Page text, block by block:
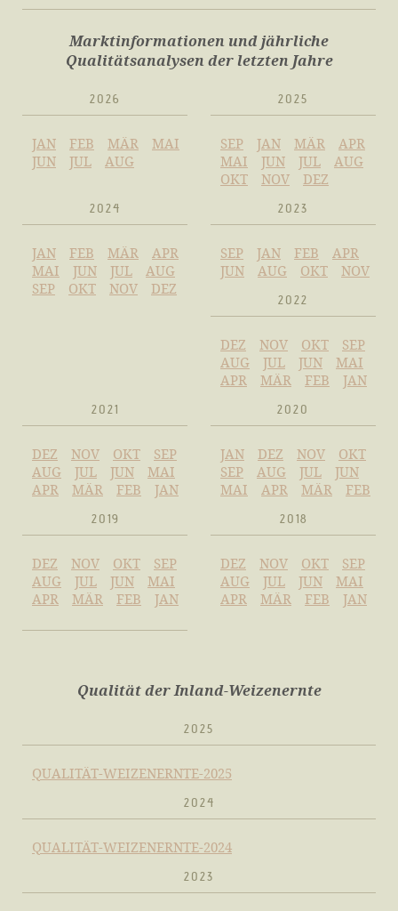
Marktinformationen und jährliche
Qualitätsanalysen der letzten Jahre
2026
JAN FEB MÄR
MAI
JUN
JUL AUG
2025
SEP JAN MÄR
APR
MAI
JUN JUL
AUG
OKT
NOV DEZ
2024
JAN FEB MÄR
APR
MAI
JUN JUL
AUG
SEP
OKT NOV DEZ
2023
SEP JAN FEB
APR
JUN
AUG OKT NOV
2022
DEZ NOV OKT
SEP
AUG
JUL JUN
MAI
APR
MÄR FEB JAN
2021
DEZ NOV OKT
SEP
AUG
JUL JUN
MAI
APR
MÄR FEB JAN
2020
JAN DEZ NOV
OKT
SEP
AUG JUL
JUN
MAI
APR MÄR FEB
2019
DEZ NOV OKT
SEP
AUG
JUL JUN
MAI
APR
MÄR FEB JAN
2018
DEZ NOV OKT
SEP
AUG
JUL JUN
MAI
APR
MÄR FEB JAN
Qualität der Inland-Weizenernte
2025
QUALITÄT-WEIZENERNTE-2025
2024
QUALITÄT-WEIZENERNTE-2024
2023